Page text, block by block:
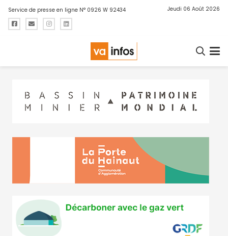
Service de presse en ligne N° 0926 W 92434 Jeudi 06 Août 2026